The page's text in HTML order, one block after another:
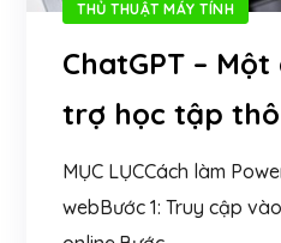
THỦ THUẬT MÁY TÍNH
ChatGPT –
trợ học tập
MỤC LỤCCách làm
webBước 1: Truy cập